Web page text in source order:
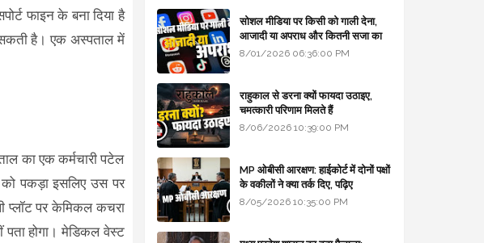
फाइन के बना दिया है
सकती है। एक अस्पताल में
का एक कर्मचारी पटेल
पकड़ा इसलिए उस पर
प्लॉट पर केमिकल कचरा
होगा। मेडिकल वेस्ट
सोशल मीडिया पर किसी को गाली देना,
आजादी या अपराध और कितनी सजा का
प्रावधान - free legal advice
8/01/2026 06:36:00 PM
राहुकाल से डरना क्यों फायदा उठाइए,
चमत्कारी परिणाम मिलते हैं
8/06/2026 10:39:00 PM
MP ओबीसी आरक्षण: हाईकोर्ट में दोनों पक्षों
के वकीलों ने क्या तर्क दिए, पढ़िए
8/05/2026 10:35:00 PM